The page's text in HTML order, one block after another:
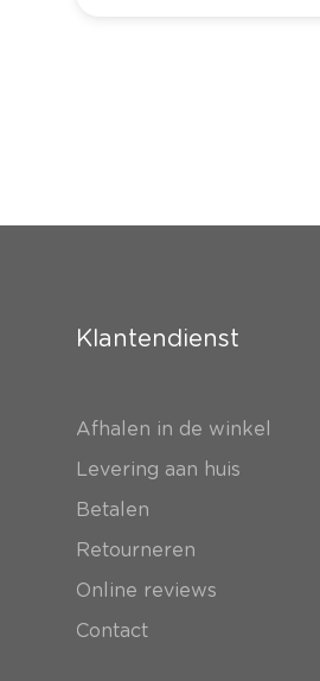
Klantendienst
Afhalen in de winkel
Levering aan huis
Betalen
Retourneren
Online reviews
Contact